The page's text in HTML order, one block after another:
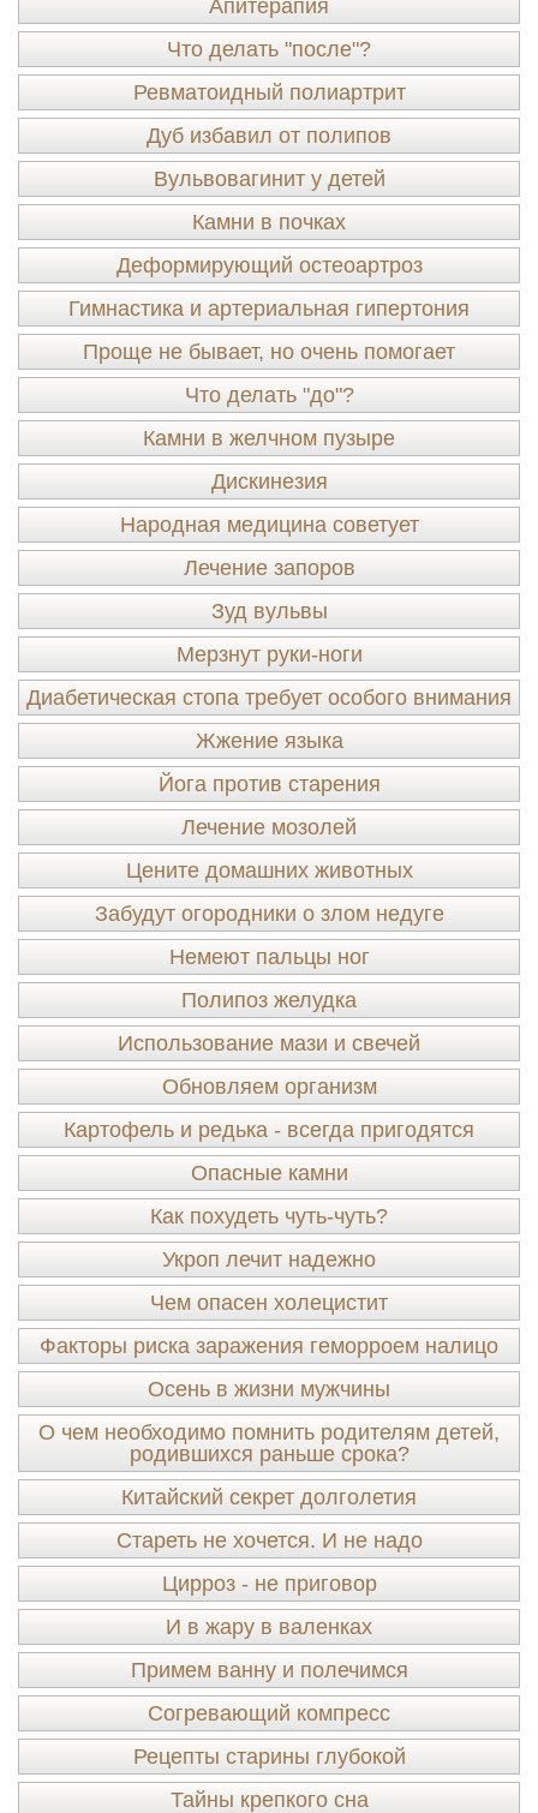
Апитерапия
Что делать "после"?
Ревматоидный полиартрит
Дуб избавил от полипов
Вульвовагинит у детей
Камни в почках
Деформирующий остеоартроз
Гимнастика и артериальная гипертония
Проще не бывает, но очень помогает
Что делать "до"?
Камни в желчном пузыре
Дискинезия
Народная медицина советует
Лечение запоров
Зуд вульвы
Мерзнут руки-ноги
Диабетическая стопа требует особого внимания
Жжение языка
Йога против старения
Лечение мозолей
Цените домашних животных
Забудут огородники о злом недуге
Немеют пальцы ног
Полипоз желудка
Использование мази и свечей
Обновляем организм
Картофель и редька - всегда пригодятся
Опасные камни
Как похудеть чуть-чуть?
Укроп лечит надежно
Чем опасен холецистит
Факторы риска заражения геморроем налицо
Осень в жизни мужчины
О чем необходимо помнить родителям детей,
родившихся раньше срока?
Китайский секрет долголетия
Стареть не хочется. И не надо
Цирроз - не приговор
И в жару в валенках
Примем ванну и полечимся
Согревающий компресс
Рецепты старины глубокой
Тайны крепкого сна